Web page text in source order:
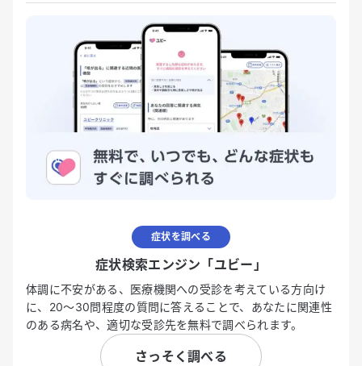
症状を調べる
症状検索エンジン「ユビー」
体調に不安がある、医療機関への受診を考えている方向け
に、20〜30問程度の質問に答えることで、あなたに関連性
のある病名や、適切な受診先を無料で調べられます。
さっそく調べる